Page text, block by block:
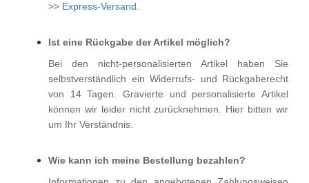
>> Express-Versand
Ist eine Rückgabe der Artikel möglich?
Bei den nicht-personalisierten Artikel haben Sie
selbstverständlich ein Widerrufs- und Rückgaberecht
von 14 Tagen. Gravierte und personalisierte Artikel
können wir leider nicht zurücknehmen. Hier bitten wir
um Ihr Verständnis.
Wie kann ich meine Bestellung bezahlen?